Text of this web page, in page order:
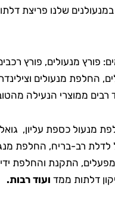
שלנו פריצת
פורץ מנעולים, פורץ
החלפת מנעולים
מנעול כספת עליון,
לדלת רב-בריח, החלפת
התקנת והחלפת
דלתות ממד ועוד רבות.